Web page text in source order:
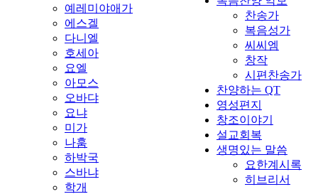
예레미야애가
에스겔
다니엘
호세아
요엘
아모스
오바댜
요냐
미가
나훔
하박국
스바냐
학개
찬송가
복음성가
씨씨엠
창작
시편찬송가
찬양하는 QT
영성편지
창조이야기
설교회복
생명있는 말씀
요한계시록
히브리서